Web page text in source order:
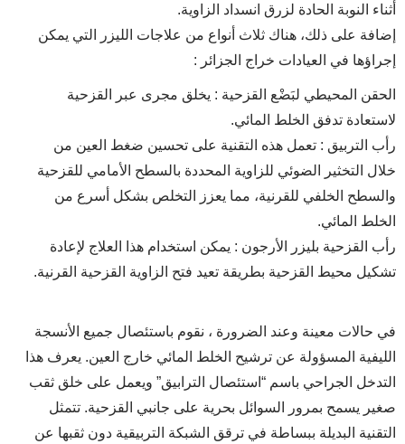
أثناء النوبة الحادة لزرق انسداد الزاوية.
إضافة على ذلك، هناك ثلاث أنواع من علاجات الليزر التي يمكن
إجراؤها في العيادات خراج الجزائر :
الحقن المحيطي لبَضْع القزحية : يخلق مجرى عبر القزحية
لاستعادة تدفق الخلط المائي.
رأب التربيق : تعمل هذه التقنية على تحسين ضغط العين من
خلال التخثير الضوئي للزاوية المحددة بالسطح الأمامي للقزحية
والسطح الخلفي للقرنية، مما يعزز التخلص بشكل أسرع من
الخلط المائي.
رأب القزحية بليزر الأرجون : يمكن استخدام هذا العلاج لإعادة
تشكيل محيط القزحية بطريقة تعيد فتح الزاوية القزحية القرنية.
في حالات معينة وعند الضرورة ، نقوم باستئصال جميع الأنسجة
الليفية المسؤولة عن ترشيح الخلط المائي خارج العين. يعرف هذا
التدخل الجراحي باسم “استئصال الترابيق” ويعمل على خلق ثقب
صغير يسمح بمرور السوائل بحرية على جانبي القزحية. تتمثل
التقنية البديلة ببساطة في ترقق الشبكة التربيقية دون ثقبها عن